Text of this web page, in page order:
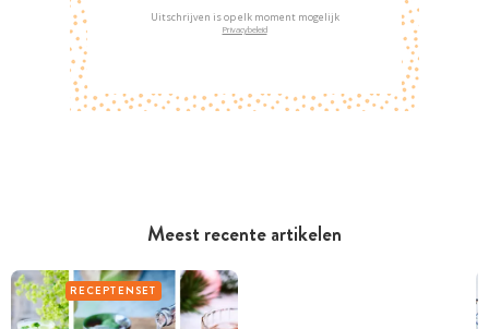
Meest recente artikelen
RECEPTENSET
Uitschrijven is op elk moment mogelijk
Privacybeleid